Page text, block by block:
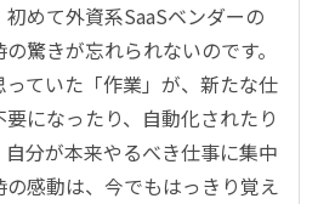
めて外資系SaaSベンダーの
驚きが忘れられないのです。
ていた「作業」が、新たな仕
になったり、自動化されたり
分が本来やるべき仕事に集中
感動は、今でもはっきり覚え